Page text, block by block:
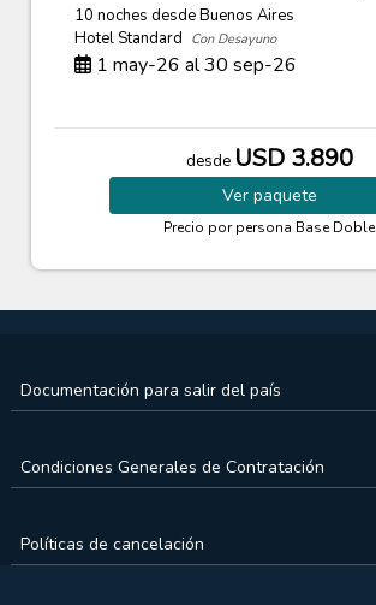
10 nochesdesde Buenos Aires
Hotel Standard Con Desayuno
1 may-26 al 30 sep-26
desde USD 3.890
Ver paquete
Precio por persona Base Doble
Documentación para salir del país
Condiciones Generales de Contratación
Políticas de cancelación